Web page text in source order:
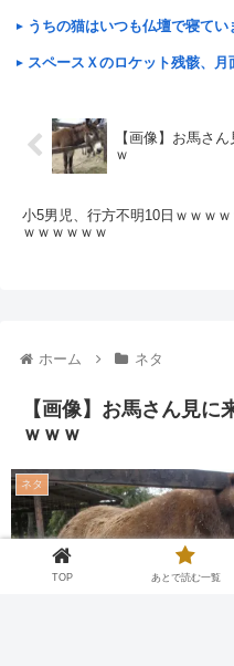
うちの猫はいつも仏壇で寝てい
スペースＸのロケット残骸、
【画像】お馬さ
ｗ
小5男児、行方不明10日ｗｗｗ
ｗｗｗｗｗｗ
ホーム ネタ
【画像】お馬さん見に
ｗｗｗ
ネタ
TOP あとで読む一覧